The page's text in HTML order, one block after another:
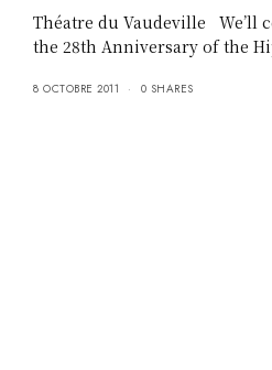
Théatre du Vaudeville We’ll
the 28th Anniversary of the
8 OCTOBRE 2011 0 SHARES